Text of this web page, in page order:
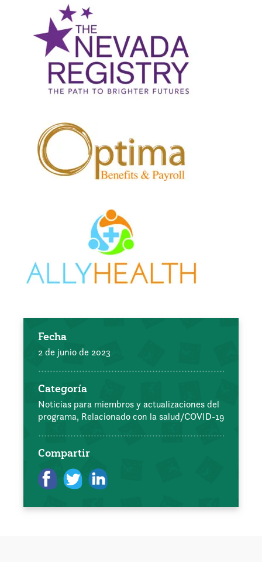
Fecha
2 de junio de 2023
Categoría
Noticias para miembros y actualizaciones del
programa, Relacionado con la salud/COVID-19
Compartir